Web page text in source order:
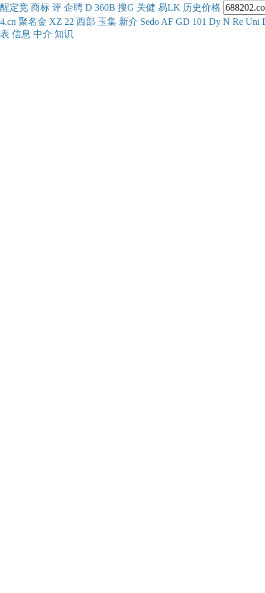
醒定竞 商标 评 企聘 D 360B 搜G 关健 易LK 历史价格
4.cn 聚名金 XZ 22 西部 玉集 新介 Sedo AF GD 101 Dy N Re Uni
表 信息 中介 知识